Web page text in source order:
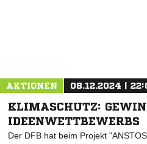
AKTIONEN 08.12.2024 |
KLIMASCHUTZ:
IDEENWETTBEWERBS
Der DFB hat beim Projekt